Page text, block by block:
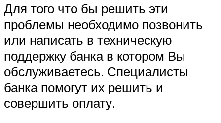
Для того что бы решить эти
проблемы необходимо позвонить
или написать в техническую
поддержку банка в котором Вы
обслуживаетесь. Специалисты
банка помогут их решить и
совершить оплату.